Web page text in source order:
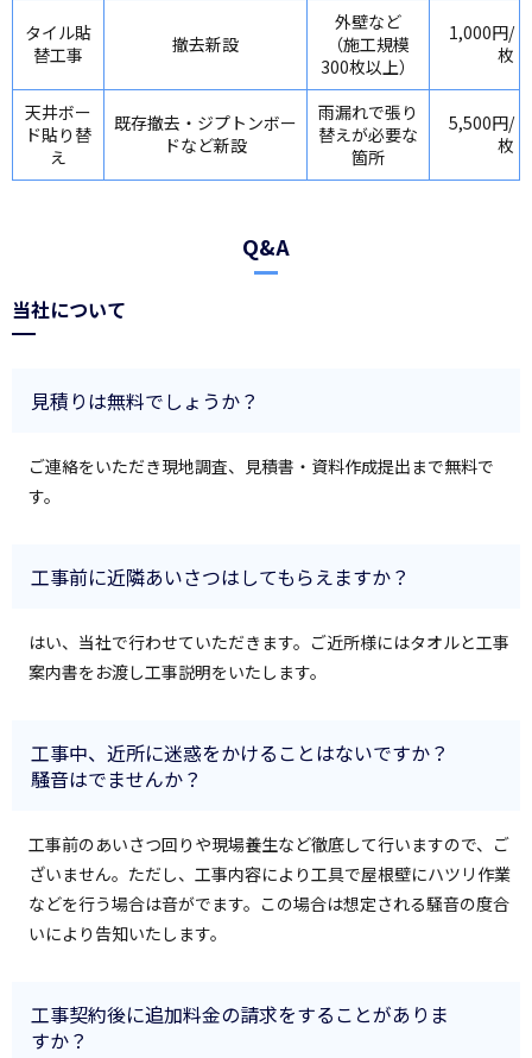
タイル貼
替工事
撤去新設
外壁など
（施工規模
300枚以上）
1,000円/
枚
天井ボー
ド貼り替
え
既存撤去・ジプトンボー
ドなど新設
雨漏れで張り
替えが必要な
箇所
5,500円/
枚
Q&A
当社について
見積りは無料でしょうか？
ご連絡をいただき現地調査、見積書・資料作成提出まで無料で
す。
工事前に近隣あいさつはしてもらえますか？
はい、当社で行わせていただきます。ご近所様にはタオルと工事
案内書をお渡し工事説明をいたします。
工事中、近所に迷惑をかけることはないですか？
騒音はでませんか？
工事前のあいさつ回りや現場養生など徹底して行いますので、ご
ざいません。ただし、工事内容により工具で屋根壁にハツリ作業
などを行う場合は音がでます。この場合は想定される騒音の度合
いにより告知いたします。
工事契約後に追加料金の請求をすることがありま
すか？